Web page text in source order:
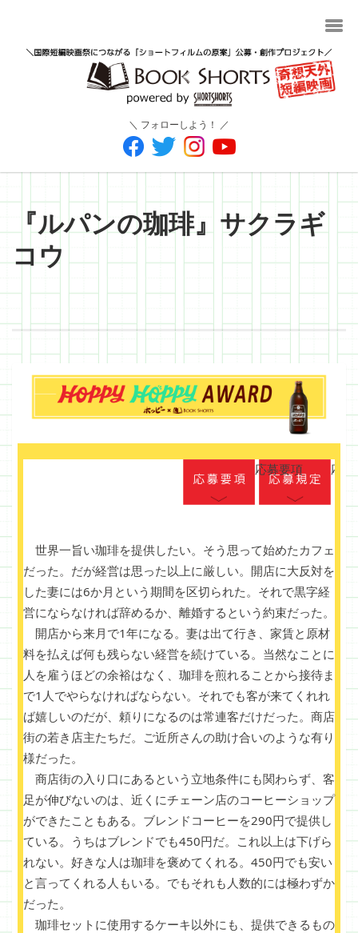
＼ フォローしよう！ ／
『ルパンの珈琲』サクラギ
コウ
応
応募要項
世界一旨い珈琲を提供したい。そう思って始めたカフェ
だった。だが経営は思った以上に厳しい。開店に大反対を
した妻には6か月という期間を区切られた。それで黒字経
営にならなければ辞めるか、離婚するという約束だった。
開店から来月で1年になる。妻は出て行き、家賃と原材
料を払えば何も残らない経営を続けている。当然なことに
人を雇うほどの余裕はなく、珈琲を煎れることから接待ま
で1人でやらなければならない。それでも客が来てくれれ
ば嬉しいのだが、頼りになるのは常連客だけだった。商店
街の若き店主たちだ。ご近所さんの助け合いのような有り
様だった。
商店街の入り口にあるという立地条件にも関わらず、客
足が伸びないのは、近くにチェーン店のコーヒーショップ
ができたこともある。ブレンドコーヒーを290円で提供し
ている。うちはブレンドでも450円だ。これ以上は下げら
れない。好きな人は珈琲を褒めてくれる。450円でも安い
と言ってくれる人もいる。でもそれも人数的には極わずか
だった。
珈琲セットに使用するケーキ以外にも、提供できるもの